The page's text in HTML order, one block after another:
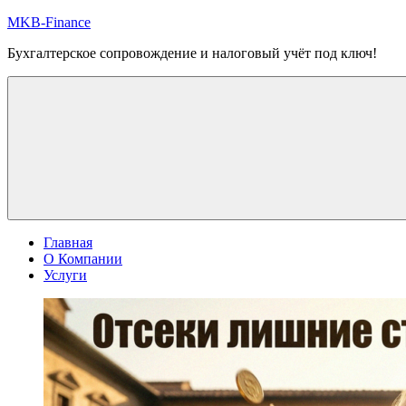
Перейти
содержимому
MKB-Finance
Бухгалтерское сопровождение и налоговый учёт под ключ!
Главная
О Компании
Услуги